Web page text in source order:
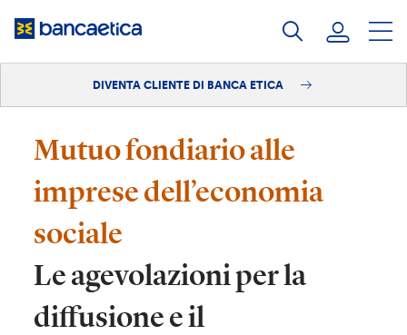
Diventa cliente
DIVENTA CLIENTE DI BANCA ETICA
Mutuo fondiario alle
imprese dell’economia
sociale
Le agevolazioni per la
diffusione e il